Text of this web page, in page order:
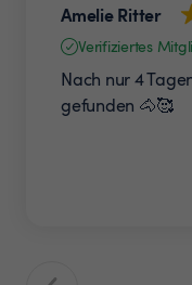
Amelie Ritter
Verifiziertes
Nach nur 4
gefunden 🐴🥰